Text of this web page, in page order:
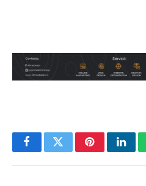
FacebookTwitterPinterest